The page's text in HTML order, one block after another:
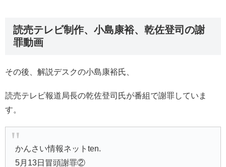
読売テレビ制作、小島康裕、乾佐登司の謝
罪動画
その後、解説デスクの小島康裕氏、
読売テレビ報道局長の乾佐登司氏が番組で謝罪していま
す。
かんさい情報ネットten.
5月13日冒頭謝罪②